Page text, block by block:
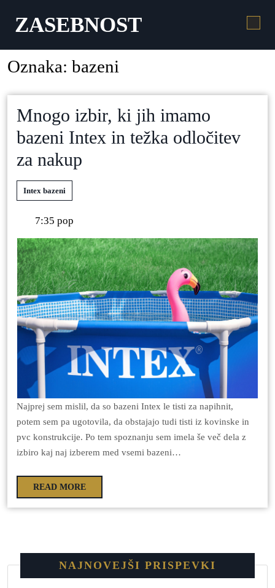
ZASEBNOST
Oznaka: bazeni
Mnogo izbir, ki jih imamo
bazeni Intex in težka odločitev
za nakup
Intex bazeni
7:35 pop
Najprej sem mislil, da so bazeni Intex le tisti za napihnit,
potem sem pa ugotovila, da obstajajo tudi tisti iz kovinske in
pvc konstrukcije. Po tem spoznanju sem imela še več dela z
izbiro kaj naj izberem med vsemi bazeni…
READ MORE
NAJNOVEJŠI PRISPEVKI